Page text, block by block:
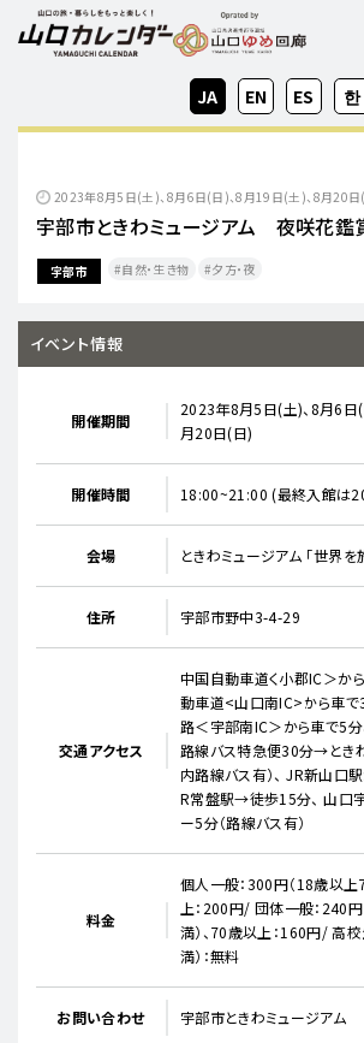
EN
JA KO
ES
2023年8月5日(土)、8月6日(日)、8月19日(土)、8月20
宇部市ときわミュージアム 夜咲花鑑
宇部市 自然・生き物 夕方・夜​
イベント情報
開催期間
2023年8月5日(土)、8月6日(
月20日(日)
開催時間 18:00~21:00 (最終入館は
会場 ときわミュージアム 「世界を
住所 宇部市野中3-4-29
交通アクセス
中国自動車道く小郡IC＞か
動車道<山口南IC>から車で
路＜宇部南IC＞から車で5分
路線バス特急便30分→とき
内路線バス有）、 JR新山
R常盤駅→徒歩15分、 山口
ー5分（路線バス有）
料金
個人一般：300円（18歳以上
上：200円/ 団体一般：240
満）、70歳以上：160円/ 高
満）：無料
お問い合わせ 宇部市ときわミュージアム